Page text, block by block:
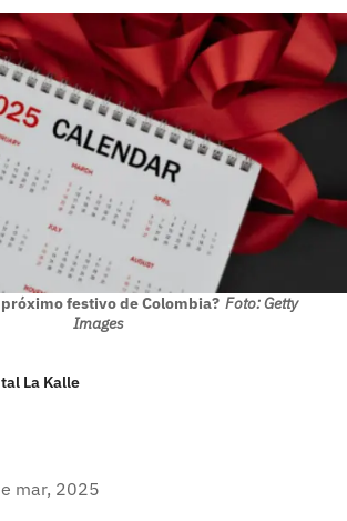
próximo festivo de Colombia? Foto: Getty
Images
La Kalle
mar, 2025